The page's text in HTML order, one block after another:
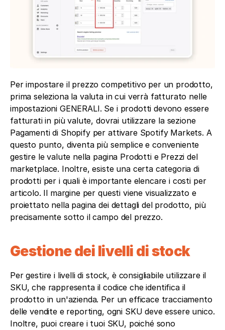
Per impostare il prezzo competitivo per un prodotto,
prima seleziona la valuta in cui verrà fatturato nelle
impostazioni GENERALI. Se i prodotti devono essere
fatturati in più valute, dovrai utilizzare la sezione
Pagamenti di Shopify per attivare Spotify Markets. A
questo punto, diventa più semplice e conveniente
gestire le valute nella pagina Prodotti e Prezzi del
marketplace. Inoltre, esiste una certa categoria di
prodotti per i quali è importante elencare i costi per
articolo. Il margine per questi viene visualizzato e
proiettato nella pagina dei dettagli del prodotto, più
precisamente sotto il campo del prezzo.
Gestione dei livelli di stock
Per gestire i livelli di stock, è consigliabile utilizzare il
SKU, che rappresenta il codice che identifica il
prodotto in un'azienda. Per un efficace tracciamento
delle vendite e reporting, ogni SKU deve essere unico.
Inoltre, puoi creare i tuoi SKU, poiché sono